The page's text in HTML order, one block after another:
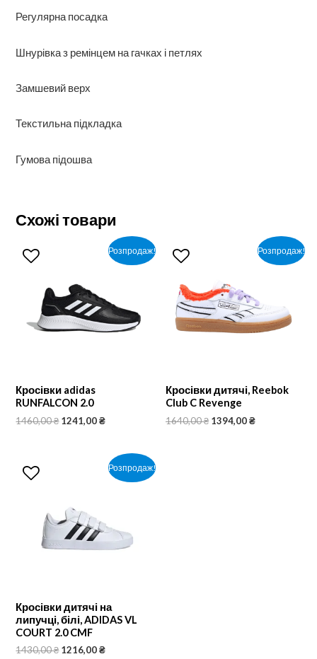
Регулярна посадка
Шнурівка з ремінцем на гачках і петлях
Замшевий верх
Текстильна підкладка
Гумова підошва
Схожі товари
Розпродаж!
Кросівки adidas
RUNFALCON 2.0
1460,00₴ 1241,00₴
Розпродаж!
Кросівки дитячі, Reebok
Club C Revenge
1640,00₴ 1394,00₴
Розпродаж!
Кросівки дитячі на
липучці, білі, ADIDAS VL
COURT 2.0 CMF
1430,00₴ 1216,00₴